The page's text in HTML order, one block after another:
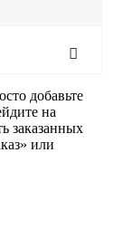
добавьте
на
заказанных
или